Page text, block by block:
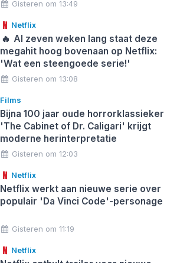
Gisteren om 13:49
Netflix
🔥 Al zeven weken lang staat deze
megahit hoog bovenaan op Netflix:
'Wat een steengoede serie!'
Gisteren om 13:08
Films
Bijna 100 jaar oude horrorklassieker
'The Cabinet of Dr. Caligari' krijgt
moderne herinterpretatie
Gisteren om 12:03
Netflix
Netflix werkt aan nieuwe serie over
populair 'Da Vinci Code'-personage
Gisteren om 11:19
Netflix